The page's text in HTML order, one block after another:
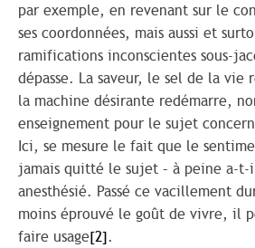
par exemple, en revenant sur le
ses coordonnées, mais aussi et
ramifications inconscientes sous-
dépasse. La saveur, le sel de la vie
la machine désirante redémarre,
enseignement pour le sujet
Ici, se mesure le fait que le
jamais quitté le sujet – à peine a-
anesthésié. Passé ce vacillement
moins éprouvé le goût de vivre, il
faire usage[2].